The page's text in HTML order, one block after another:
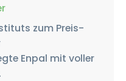
zum Preis-
Enpal mit voller